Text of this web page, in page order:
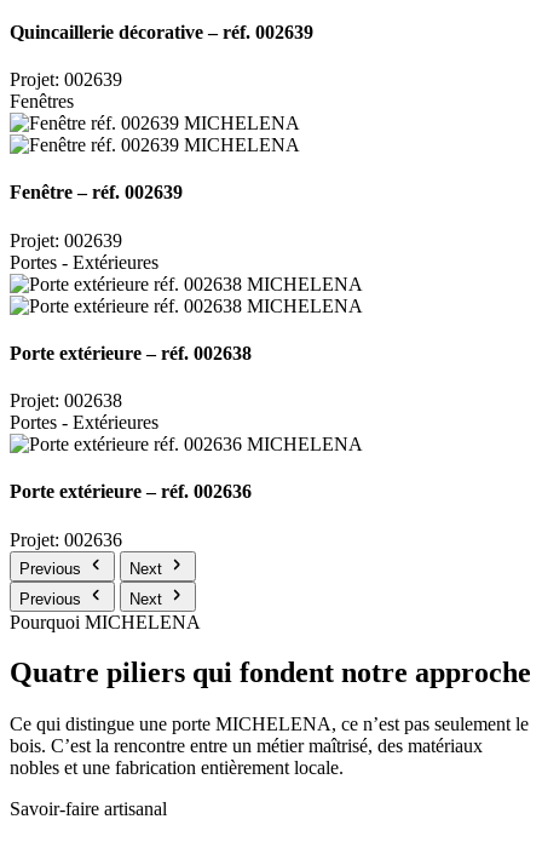
Quincaillerie décorative – réf. 002639
Projet: 002639
Fenêtres
Fenêtre – réf. 002639
Projet: 002639
Portes - Extérieures
Porte extérieure – réf. 002638
Projet: 002638
Portes - Extérieures
Porte extérieure – réf. 002636
Projet: 002636
Previous
Next
Previous
Next
Pourquoi MICHELENA
Quatre piliers qui fondent notre approche
Ce qui distingue une porte MICHELENA, ce n’est pas seulement le
bois. C’est la rencontre entre un métier maîtrisé, des matériaux
nobles et une fabrication entièrement locale.
Savoir-faire artisanal